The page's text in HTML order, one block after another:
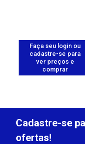
Faça seu login ou
cadastre-se para
ver preços e
comprar
Cadastre-se
ofertas!